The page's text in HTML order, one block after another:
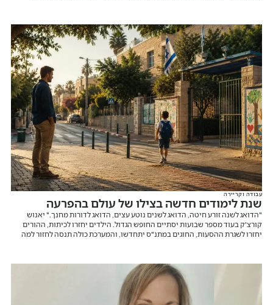
עבודה וקריירה
שנת לימודים חדשה בצילו של עולם בהפרעה
"הדואג לשנה זורע חיטה, הדואג לשנים נוטע עצים, הדואג לדורות מחנך." יאנוש
קורצ'ק בעוד מספר שבועות יסתיים החופש הגדול. הילדים יחזרו לכיתות, ההורים
יחזרו לשגרת ההסעות, החוגים במתנ"ס יתחדשו, והמערכת כולה תנסה לחזור למה